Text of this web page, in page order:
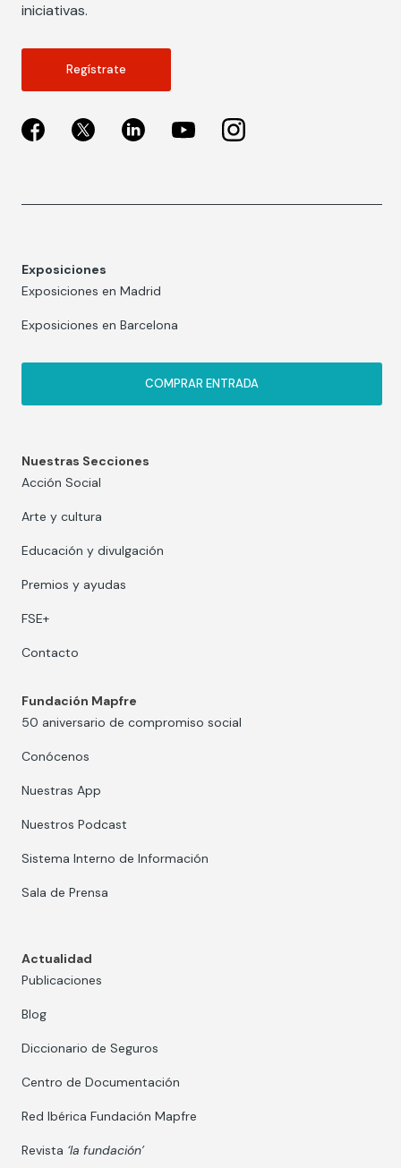
iniciativas.
Regístrate
Exposiciones
Exposiciones en Madrid
Exposiciones en Barcelona
COMPRAR ENTRADA
Nuestras Secciones
Acción Social
Arte y cultura
Educación y divulgación
Premios y ayudas
FSE+
Contacto
Fundación Mapfre
50 aniversario de compromiso social
Conócenos
Nuestras App
Nuestros Podcast
Sistema Interno de Información
Sala de Prensa
Actualidad
Publicaciones
Blog
Diccionario de Seguros
Centro de Documentación
Red Ibérica Fundación Mapfre
Revista ‘la fundación’